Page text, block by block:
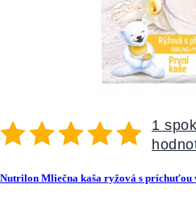
1
Nutrilon Mliečna kaša ryžová s príchuťou